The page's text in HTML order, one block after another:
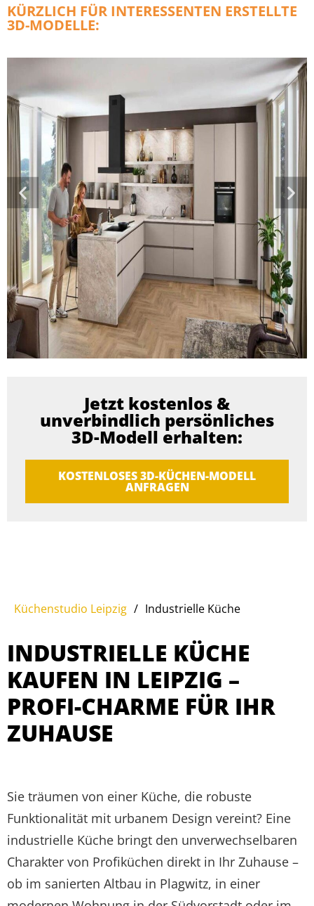
KÜRZLICH FÜR INTERESSENTEN ERSTELLTE
3D-MODELLE:
Jetzt kostenlos &
unverbindlich persönliches
3D-Modell erhalten:
KOSTENLOSES 3D-KÜCHEN-MODELL
ANFRAGEN
Küchenstudio Leipzig / Industrielle Küche
INDUSTRIELLE KÜCHE
KAUFEN IN LEIPZIG –
PROFI-CHARME FÜR IHR
ZUHAUSE
Sie träumen von einer Küche, die robuste
Funktionalität mit urbanem Design vereint? Eine
industrielle Küche bringt den unverwechselbaren
Charakter von Profiküchen direkt in Ihr Zuhause –
ob im sanierten Altbau in Plagwitz, in einer